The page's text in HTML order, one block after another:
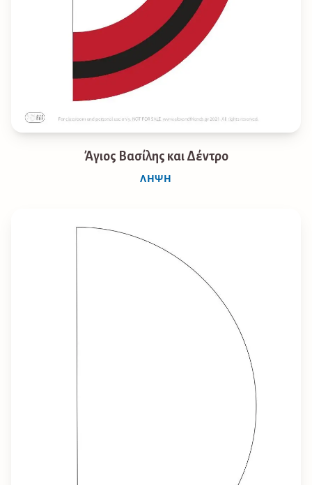
Άγιος Βασίλης και Δέντρο
ΛΉΨΗ